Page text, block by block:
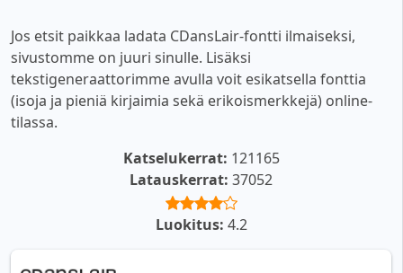
Jos etsit paikkaa ladata CDansLair-fontti ilmaiseksi,
sivustomme on juuri sinulle. Lisäksi
tekstigeneraattorimme avulla voit esikatsella fonttia
(isoja ja pieniä kirjaimia sekä erikoismerkkejä) online-
tilassa.
Katselukerrat: 121165
Latauskerrat: 37052
Luokitus: 4.2